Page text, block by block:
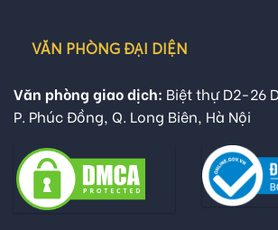
VĂN PHÒNG ĐẠI DIỆN
Văn phòng giao dịch: Biệt thự D2-26
P. Phúc Đồng, Q. Long Biên, Hà Nội